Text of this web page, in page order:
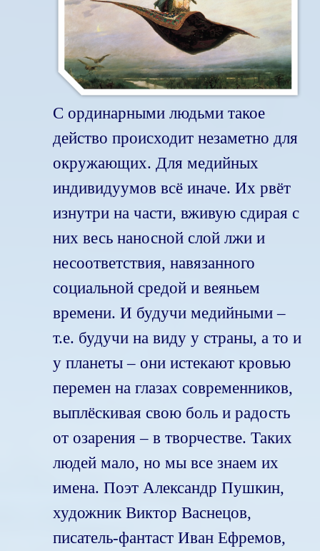
С ординарными людьми такое
действо происходит незаметно для
окружающих. Для медийных
индивидуумов всё иначе. Их рвёт
изнутри на части, вживую сдирая с
них весь наносной слой лжи и
несоответствия, навязанного
социальной средой и веяньем
времени. И будучи медийными –
т.е. будучи на виду у страны, а то и
у планеты – они истекают кровью
перемен на глазах современников,
выплёскивая свою боль и радость
от озарения – в творчестве. Таких
людей мало, но мы все знаем их
имена. Поэт Александр Пушкин,
художник Виктор Васнецов,
писатель-фантаст Иван Ефремов,